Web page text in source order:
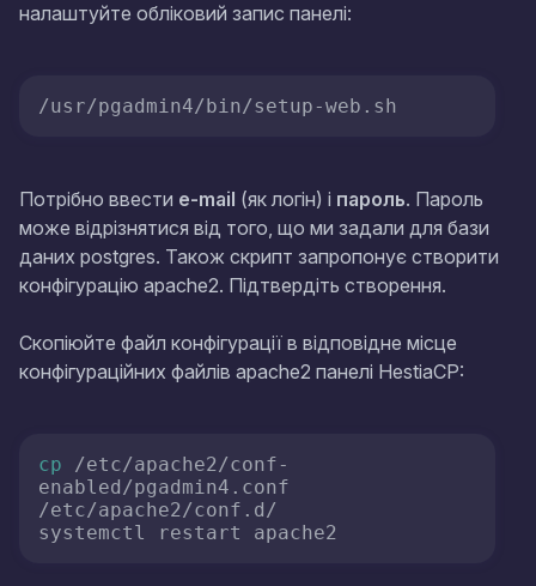
налаштуйте обліковий запис панелі:
/usr/pgadmin4/bin/setup-web.sh
Потрібно ввести e-mail (як логін) і пароль. Пароль
може відрізнятися від того, що ми задали для бази
даних postgres. Також скрипт запропонує створити
конфігурацію apache2. Підтвердіть створення.
Скопіюйте файл конфігурації в відповідне місце
конфігураційних файлів apache2 панелі HestiaCP:
cp /etc/apache2/conf-
enabled/pgadmin4.conf
/etc/apache2/conf.d/
systemctl restart apache2